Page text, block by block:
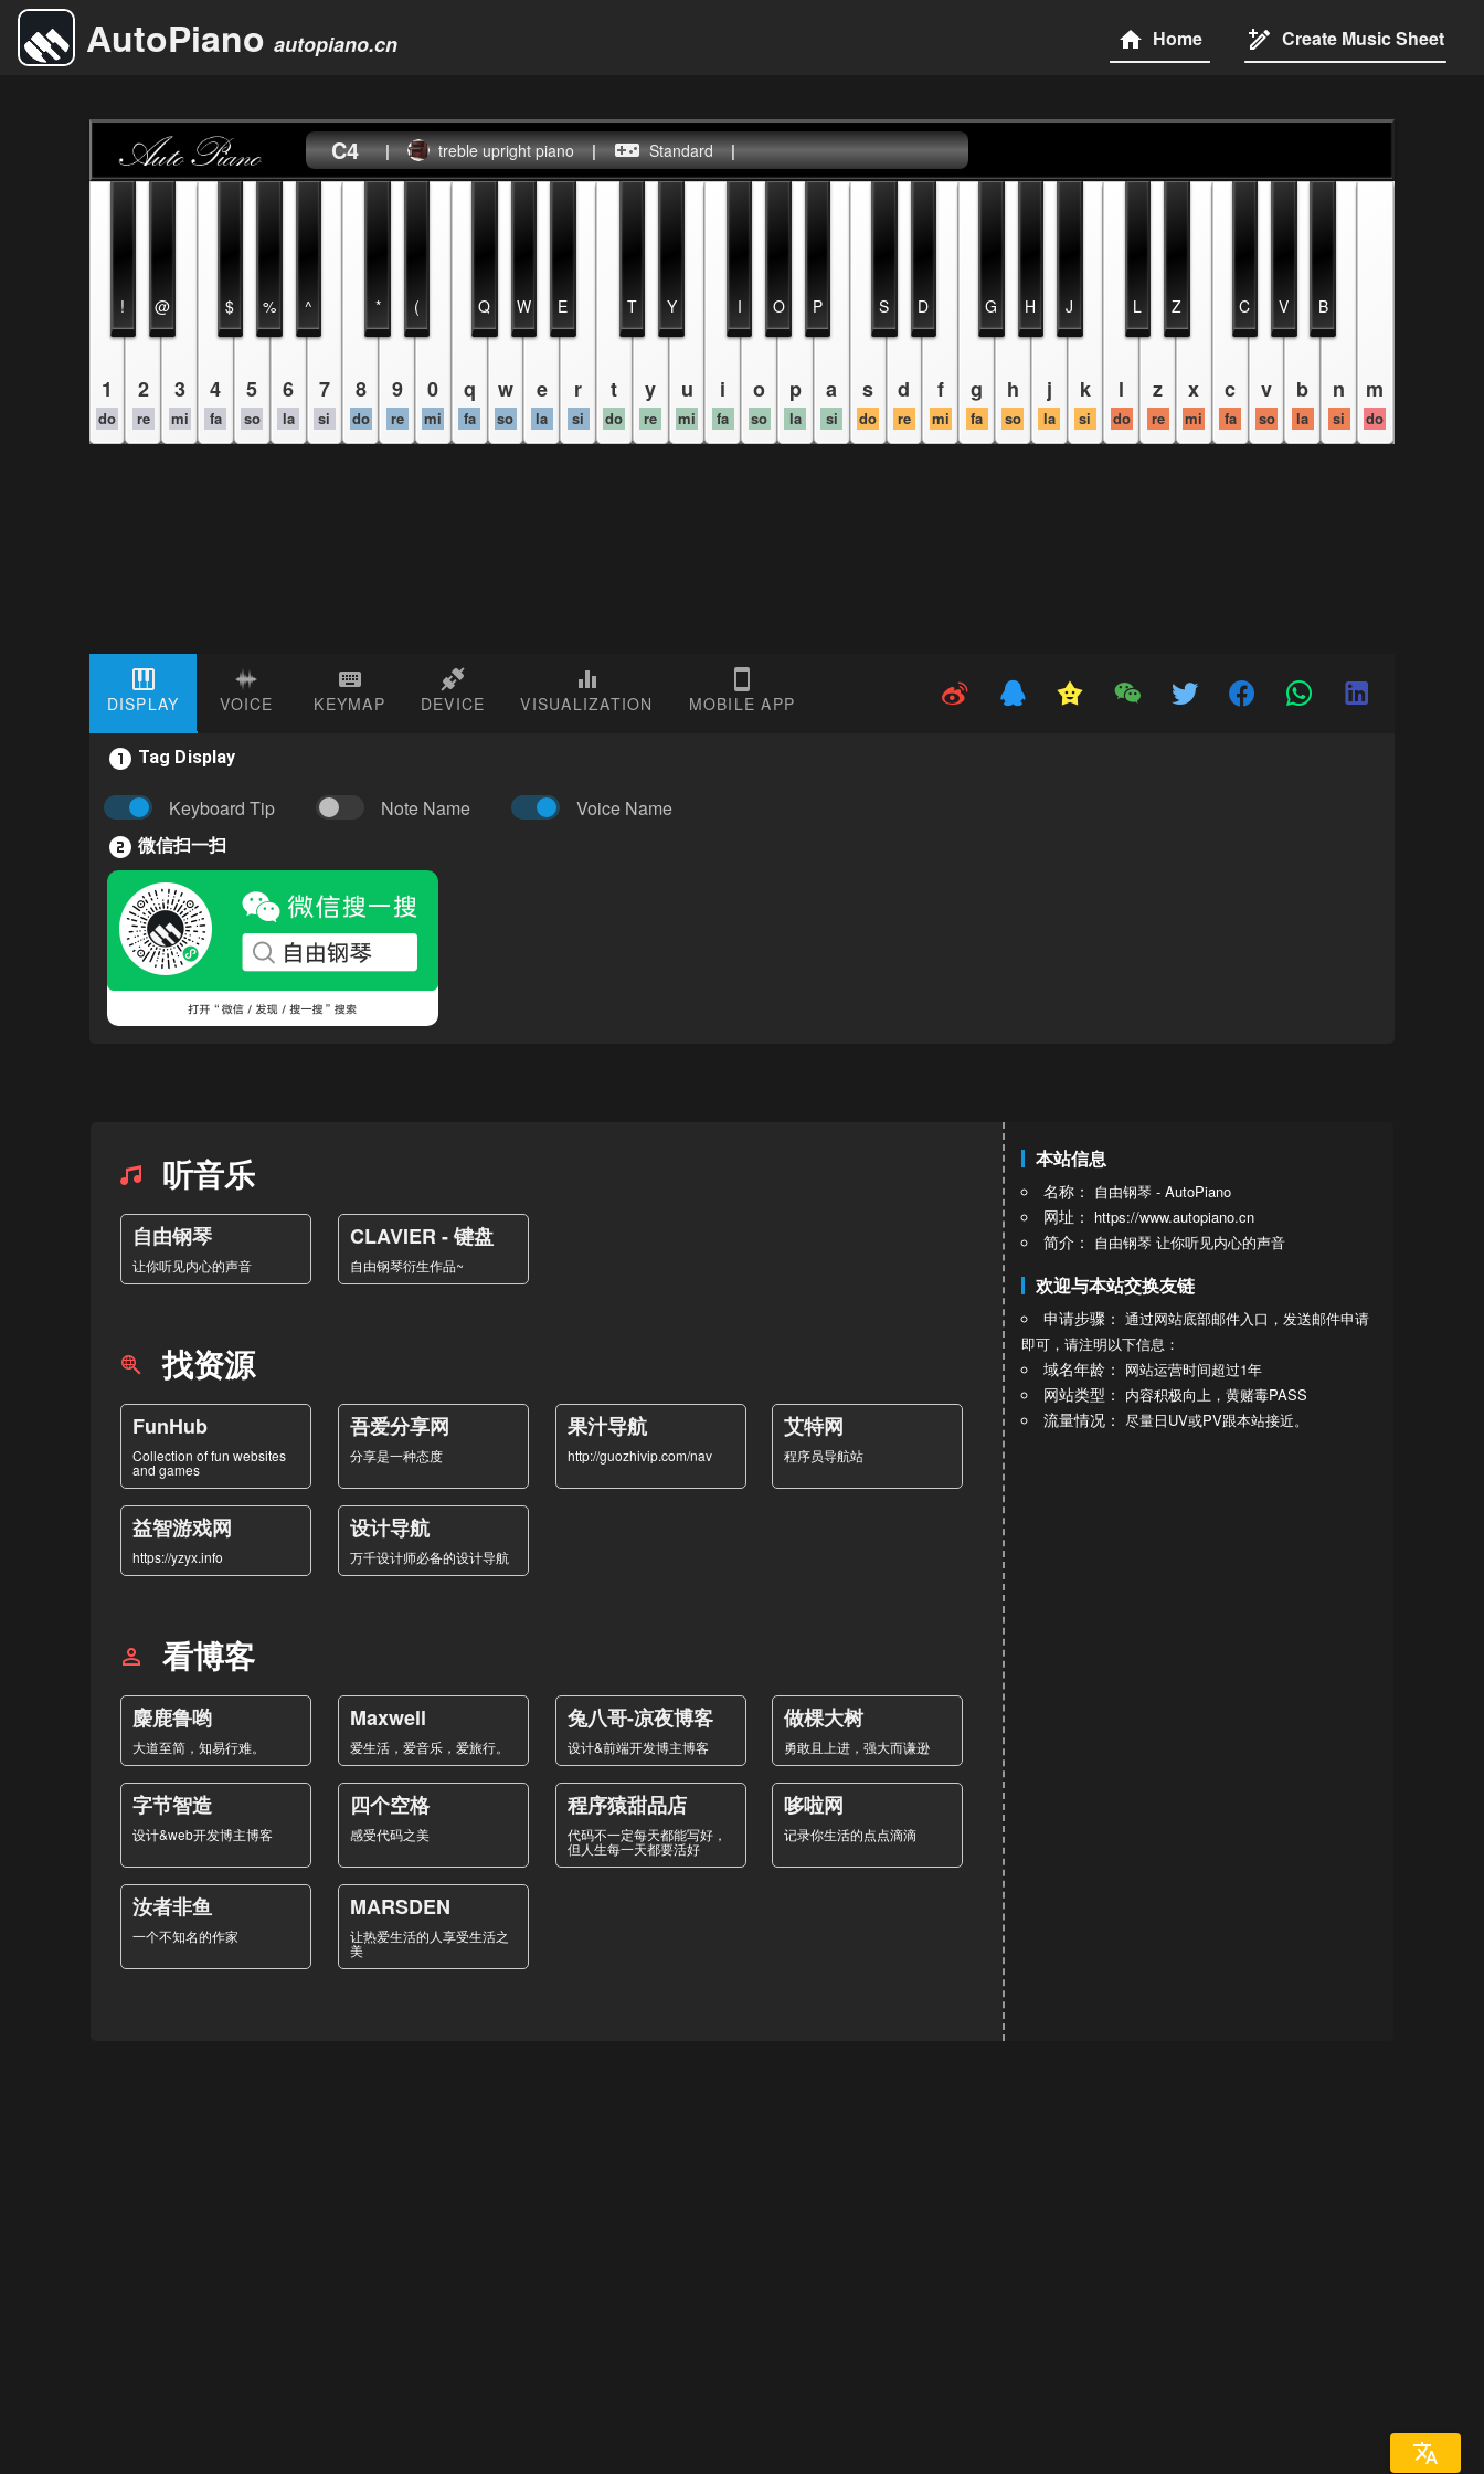
AutoPiano autopiano.cn Home Create Music Sheet
C4 | treble upright piano | Standard |
1
do
2
re
3
mi
4
fa
5
so
6
la
7
si
8
do
9
re
0
mi
q
fa
w
so
e
la
r
si
t
do
y
re
u
mi
i
fa
o
so
p
la
a
si
s
do
d
re
f
mi
g
fa
h
so
j
la
k
si
l
do
z
re
x
mi
c
fa
v
so
b
la
n
si
m
do
! @ $ % ^ * ( Q W E T Y I O P S D G H J L Z C V B
DISPLAY VOICE KEYMAP DEVICE VISUALIZATION MOBILE APP
Tag Display
Keyboard Tip Note Name Voice Name
微信扫一扫
听音乐
自由钢琴
让你听见内心的声音
CLAVIER - 键盘
自由钢琴衍生作品~
找资源
FunHub
Collection of fun websites
and games
吾爱分享网
分享是一种态度
果汁导航
http://guozhivip.com/nav
艾特网
程序员导航站
益智游戏网
https://yzyx.info
设计导航
万千设计师必备的设计导航
看博客
麋鹿鲁哟
大道至简，知易行难。
Maxwell
爱生活，爱音乐，爱旅行。
兔八哥-凉夜博客
设计&前端开发博主博客
做棵大树
勇敢且上进，强大而谦逊
字节智造
设计&web开发博主博客
四个空格
感受代码之美
程序猿甜品店
代码不一定每天都能写好，
但人生每一天都要活好
哆啦网
记录你生活的点点滴滴
汝者非鱼
一个不知名的作家
MARSDEN
让热爱生活的人享受生活之
美
本站信息
名称： 自由钢琴 - AutoPiano
网址： https://www.autopiano.cn
简介： 自由钢琴 让你听见内心的声音
欢迎与本站交换友链
申请步骤：通过网站底部邮件入口，发送邮件申请
即可，请注明以下信息：
域名年龄： 网站运营时间超过1年
网站类型： 内容积极向上，黄赌毒PASS
流量情况：尽量日UV或PV跟本站接近。